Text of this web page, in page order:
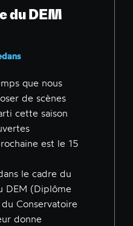
du DEM
que nous
de scènes
cette saison
est le 15
le cadre du
DEM (Diplôme
Conservatoire
donne